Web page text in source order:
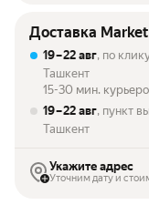
Доставка Market
19 – 22 авг, по
Ташкент
15-30 мин.
19 – 22 авг, пункт
Ташкент
Укажите адрес
Уточним дату и